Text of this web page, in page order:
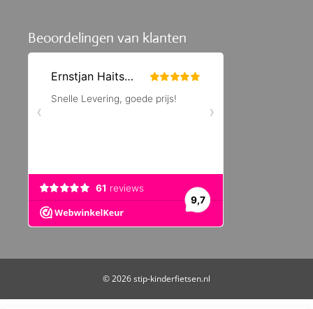
Beoordelingen van klanten
© 2026 stip-kinderfietsen.nl